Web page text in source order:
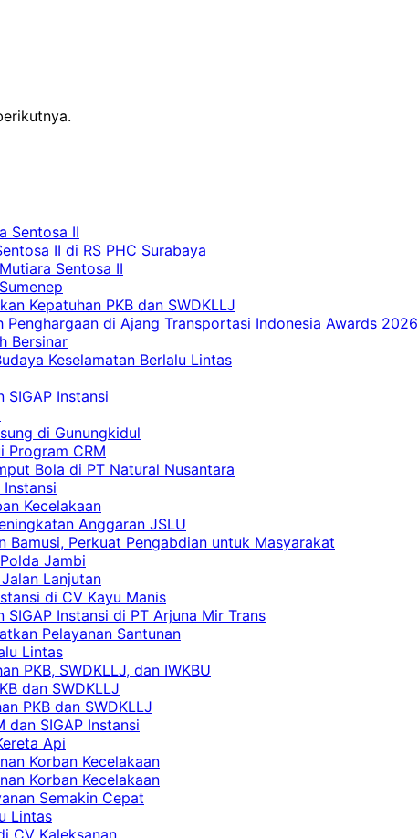
Sentosa II
II di RS PHC Surabaya
Sentosa II
Kepatuhan PKB dan SWDKLLJ
di Ajang Transportasi Indonesia Awards 2026
Bersinar
Keselamatan Berlalu Lintas
Instansi
di Gunungkidul
Program CRM
Bola di PT Natural Nusantara
Kecelakaan
Anggaran JSLU
Bamusi, Perkuat Pengabdian untuk Masyarakat
Jambi
Lanjutan
di CV Kayu Manis
SIGAP Instansi di PT Arjuna Mir Trans
Pelayanan Santunan
Lintas
PKB, SWDKLLJ, dan IWKBU
dan SWDKLLJ
PKB dan SWDKLLJ
dan SIGAP Instansi
Api
Korban Kecelakaan
Korban Kecelakaan
Semakin Cepat
Lintas
CV Kaleksanan